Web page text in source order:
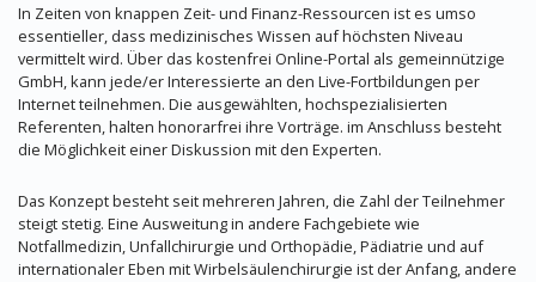
In Zeiten von knappen Zeit- und Finanz-Ressourcen ist es umso
essentieller, dass medizinisches Wissen auf höchsten Niveau
vermittelt wird. Über das kostenfrei Online-Portal als gemeinnützige
GmbH, kann jede/er Interessierte an den Live-Fortbildungen per
Internet teilnehmen. Die ausgewählten, hochspezialisierten
Referenten, halten honorarfrei ihre Vorträge. im Anschluss besteht
die Möglichkeit einer Diskussion mit den Experten.
Das Konzept besteht seit mehreren Jahren, die Zahl der Teilnehmer
steigt stetig. Eine Ausweitung in andere Fachgebiete wie
Notfallmedizin, Unfallchirurgie und Orthopädie, Pädiatrie und auf
internationaler Eben mit Wirbelsäulenchirurgie ist der Anfang, andere